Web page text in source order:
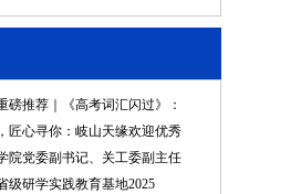
磅推荐｜《高考词汇闪过》：
匠心寻你：岐山天缘欢迎优秀
院党委副书记、关工委副主任
级研学实践教育基地2025